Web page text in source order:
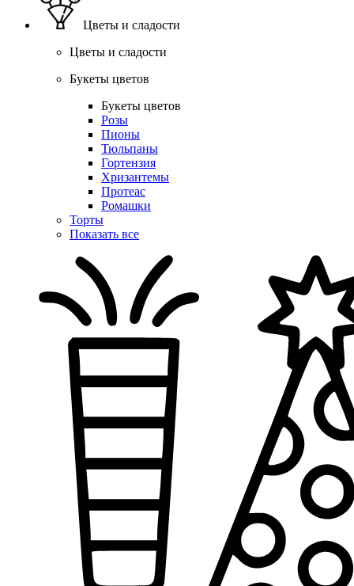
Цветы и сладости
Цветы и сладости
Букеты цветов
Букеты цветов
Розы
Пионы
Тюльпаны
Гортензия
Хризантемы
Протеас
Ромашки
Торты
Показать все